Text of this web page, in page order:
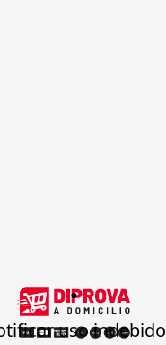
.
uso indebido